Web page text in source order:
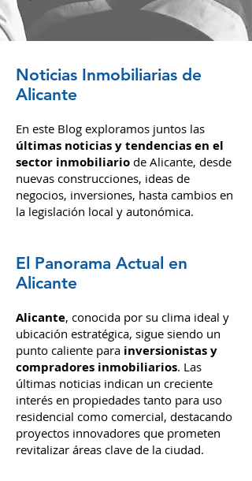
Noticias Inmobiliarias de
Alicante
En este Blog exploramos juntos las
últimas noticias y tendencias en el
sector inmobiliario de Alicante, desde
nuevas construcciones, ideas de
negocios, inversiones, hasta cambios en
la legislación local y autonómica.
El Panorama Actual en
Alicante
Alicante, conocida por su clima ideal y
ubicación estratégica, sigue siendo un
punto caliente para inversionistas y
compradores inmobiliarios. Las
últimas noticias indican un creciente
interés en propiedades tanto para uso
residencial como comercial, destacando
proyectos innovadores que prometen
revitalizar áreas clave de la ciudad.